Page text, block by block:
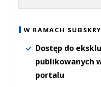
W RAMACH
Dostęp do
publikowanych
portalu